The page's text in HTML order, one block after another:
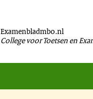
Examenbladmbo.nl
College voor Toetsen en